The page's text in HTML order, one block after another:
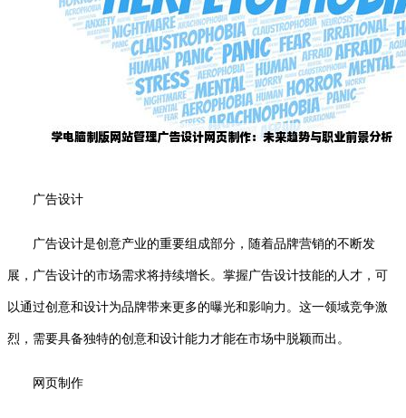
广告设计
广告设计是创意产业的重要组成部分，随着品牌营销的不断发
展，广告设计的市场需求将持续增长。掌握广告设计技能的人才，可
以通过创意和设计为品牌带来更多的曝光和影响力。这一领域竞争激
烈，需要具备独特的创意和设计能力才能在市场中脱颖而出。
网页制作